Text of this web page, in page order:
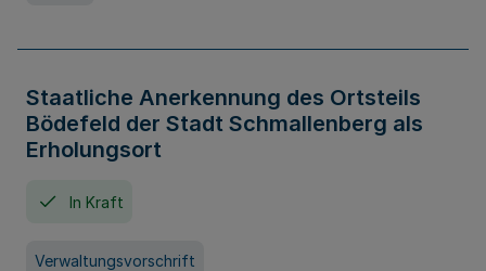
Staatliche Anerkennung des Ortsteils
Bödefeld der Stadt Schmallenberg als
Erholungsort
In Kraft
Verwaltungsvorschrift